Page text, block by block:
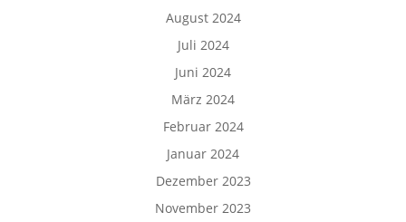
August 2024
Juli 2024
Juni 2024
März 2024
Februar 2024
Januar 2024
Dezember 2023
November 2023